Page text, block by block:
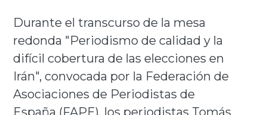
Durante el transcurso de la mesa
redonda "Periodismo de calidad y la
difícil cobertura de las elecciones en
Irán", convocada por la Federación de
Asociaciones de Periodistas de
España (FAPE), los periodistas Tomás